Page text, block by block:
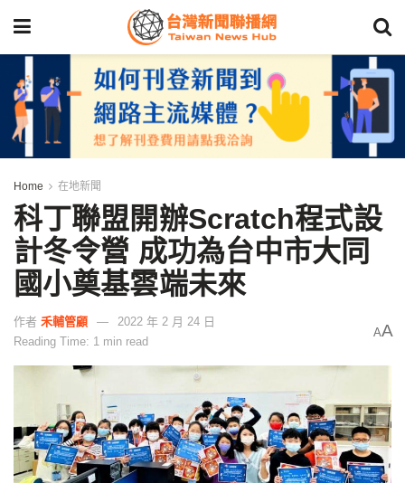
Home 在地新聞
科丁聯盟開辦Scratch程式設
計冬令營 成功為台中市大同
國小奠基雲端未來
作者 禾輔管顧
2022 年 2 月 24 日
Reading Time: 1 min read
AA